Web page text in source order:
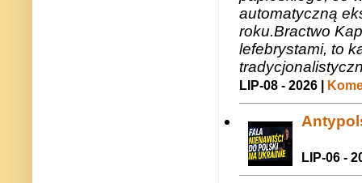
automatyczną
roku.Bractwo
lefebrystami, to
LIP-08 - 2026 |
LIP-06 -